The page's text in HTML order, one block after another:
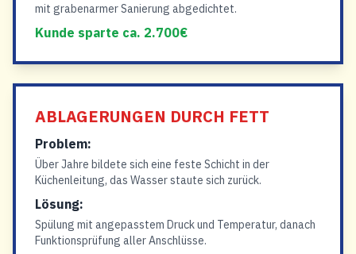
mit grabenarmer Sanierung abgedichtet.
Kunde sparte ca. 2.700€
ABLAGERUNGEN DURCH FETT
Problem:
Über Jahre bildete sich eine feste Schicht in der
Küchenleitung, das Wasser staute sich zurück.
Lösung:
Spülung mit angepasstem Druck und Temperatur, danach
Funktionsprüfung aller Anschlüsse.